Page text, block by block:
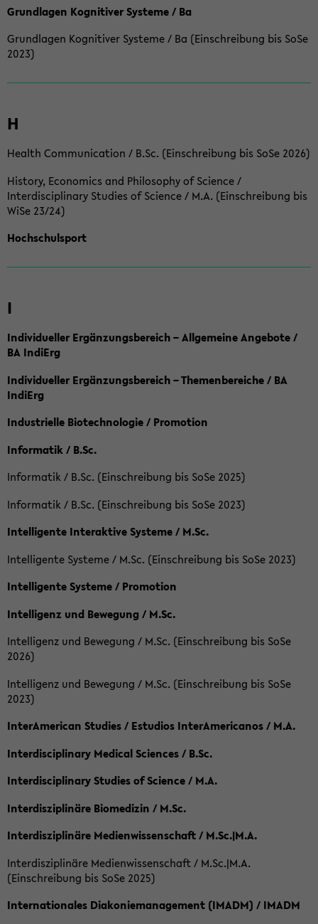
Grundlagen Kognitiver Systeme / Ba
Grundlagen Kognitiver Systeme / Ba (Einschreibung bis SoSe
2023)
H
Health Communication / B.Sc. (Einschreibung bis SoSe 2026)
History, Economics and Philosophy of Science /
Interdisciplinary Studies of Science / M.A. (Einschreibung bis
WiSe 23/24)
Hochschulsport
I
Individueller Ergänzungsbereich – Allgemeine Angebote /
BA IndiErg
Individueller Ergänzungsbereich – Themenbereiche / BA
IndiErg
Industrielle Biotechnologie / Promotion
Informatik / B.Sc.
Informatik / B.Sc. (Einschreibung bis SoSe 2025)
Informatik / B.Sc. (Einschreibung bis SoSe 2023)
Intelligente Interaktive Systeme / M.Sc.
Intelligente Systeme / M.Sc. (Einschreibung bis SoSe 2023)
Intelligente Systeme / Promotion
Intelligenz und Bewegung / M.Sc.
Intelligenz und Bewegung / M.Sc. (Einschreibung bis SoSe
2026)
Intelligenz und Bewegung / M.Sc. (Einschreibung bis SoSe
2023)
InterAmerican Studies / Estudios InterAmericanos / M.A.
Interdisciplinary Medical Sciences / B.Sc.
Interdisciplinary Studies of Science / M.A.
Interdisziplinäre Biomedizin / M.Sc.
Interdisziplinäre Medienwissenschaft / M.Sc.|M.A.
Interdisziplinäre Medienwissenschaft / M.Sc.|M.A.
(Einschreibung bis SoSe 2025)
Internationales Diakoniemanagement (IMADM) / IMADM